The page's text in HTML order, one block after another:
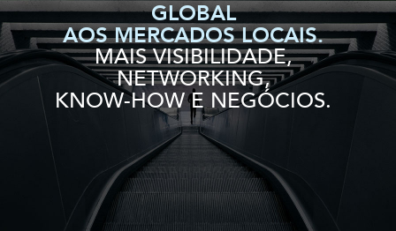
GLOBAL
AOS MERCADOS LOCAIS.
MAIS VISIBILIDADE,
NETWORKING,
KNOW-HOW E NEGÓCIOS.